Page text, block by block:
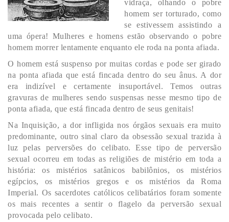
vidraça, olhando o pobre
homem ser torturado, como
se estivessem assistindo a
uma ópera! Mulheres e homens estão observando o pobre
homem morrer lentamente enquanto ele roda na ponta afiada.
O homem está suspenso por muitas cordas e pode ser girado
na ponta afiada que está fincada dentro do seu ânus. A dor
era indizível e certamente insuportável. Temos outras
gravuras de mulheres sendo suspensas nesse mesmo tipo de
ponta afiada, que está fincada dentro de seus genitais!
Na Inquisição, a dor infligida nos órgãos sexuais era muito
predominante, outro sinal claro da obsessão sexual trazida à
luz pelas perversões do celibato. Esse tipo de perversão
sexual ocorreu em todas as religiões de mistério em toda a
história: os mistérios satânicos babilônios, os mistérios
egípcios, os mistérios gregos e os mistérios da Roma
Imperial. Os sacerdotes católicos celibatários foram somente
os mais recentes a sentir o flagelo da perversão sexual
provocada pelo celibato.